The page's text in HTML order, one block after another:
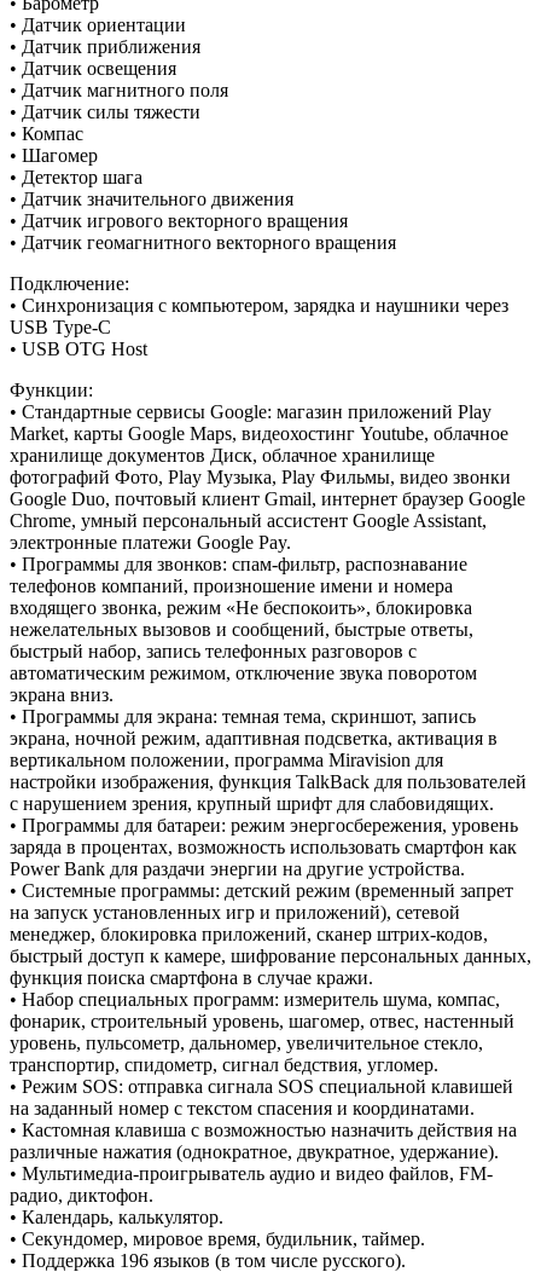
• Датчик ориентации
• Датчик приближения
• Датчик освещения
• Датчик магнитного поля
• Датчик силы тяжести
• Компас
• Шагомер
• Детектор шага
• Датчик значительного движения
• Датчик игрового векторного вращения
• Датчик геомагнитного векторного вращения
Подключение:
• Синхронизация с компьютером, зарядка и наушники через
USB Type-C
• USB OTG Host
Функции:
• Стандартные сервисы Google: магазин приложений Play
Market, карты Google Maps, видеохостинг Youtube, облачное
хранилище документов Диск, облачное хранилище
фотографий Фото, Play Музыка, Play Фильмы, видео звонки
Google Duo, почтовый клиент Gmail, интернет браузер Google
Chrome, умный персональный ассистент Google Assistant,
электронные платежи Google Pay.
• Программы для звонков: спам-фильтр, распознавание
телефонов компаний, произношение имени и номера
входящего звонка, режим «Не беспокоить», блокировка
нежелательных вызовов и сообщений, быстрые ответы,
быстрый набор, запись телефонных разговоров с
автоматическим режимом, отключение звука поворотом
экрана вниз.
• Программы для экрана: темная тема, скриншот, запись
экрана, ночной режим, адаптивная подсветка, активация в
вертикальном положении, программа Miravision для
настройки изображения, функция TalkBack для пользователей
с нарушением зрения, крупный шрифт для слабовидящих.
• Программы для батареи: режим энергосбережения, уровень
заряда в процентах, возможность использовать смартфон как
Power Bank для раздачи энергии на другие устройства.
• Системные программы: детский режим (временный запрет
на запуск установленных игр и приложений), сетевой
менеджер, блокировка приложений, сканер штрих-кодов,
быстрый доступ к камере, шифрование персональных данных,
функция поиска смартфона в случае кражи.
• Набор специальных программ: измеритель шума, компас,
фонарик, строительный уровень, шагомер, отвес, настенный
уровень, пульсометр, дальномер, увеличительное стекло,
транспортир, спидометр, сигнал бедствия, угломер.
• Режим SOS: отправка сигнала SOS специальной клавишей
на заданный номер с текстом спасения и координатами.
• Кастомная клавиша с возможностью назначить действия на
различные нажатия (однократное, двукратное, удержание).
• Мультимедиа-проигрыватель аудио и видео файлов, FM-
радио, диктофон.
• Календарь, калькулятор.
• Секундомер, мировое время, будильник, таймер.
• Поддержка 196 языков (в том числе русского).